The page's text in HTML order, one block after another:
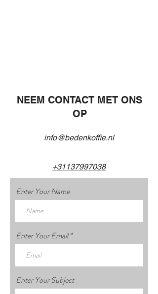
NEEM CONTACT MET ONS
OP
info@bedenkoffie.nl
+31137997038
Enter Your Name
Enter Your Email
Enter Your Subject